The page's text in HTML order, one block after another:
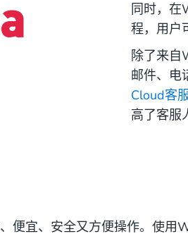
同时，在
程，用户
除了来自
邮件、电
Cloud客
高了客服
便宜、安全又方便操作。使